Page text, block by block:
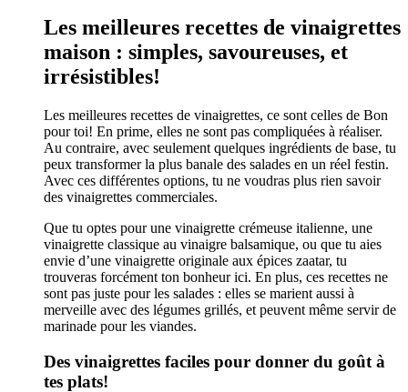
Les meilleures recettes de vinaigrettes
maison : simples, savoureuses, et
irrésistibles!
Les meilleures recettes de vinaigrettes, ce sont celles de Bon
pour toi! En prime, elles ne sont pas compliquées à réaliser.
Au contraire, avec seulement quelques ingrédients de base, tu
peux transformer la plus banale des salades en un réel festin.
Avec ces différentes options, tu ne voudras plus rien savoir
des vinaigrettes commerciales.
Que tu optes pour une vinaigrette crémeuse italienne, une
vinaigrette classique au vinaigre balsamique, ou que tu aies
envie d’une vinaigrette originale aux épices zaatar, tu
trouveras forcément ton bonheur ici. En plus, ces recettes ne
sont pas juste pour les salades : elles se marient aussi à
merveille avec des légumes grillés, et peuvent même servir de
marinade pour les viandes.
Des vinaigrettes faciles pour donner du goût à
tes plats!